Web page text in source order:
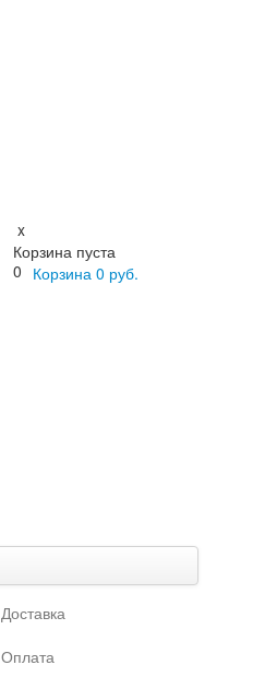
x
Корзина пуста
0 Корзина 0 руб.
Доставка
Оплата